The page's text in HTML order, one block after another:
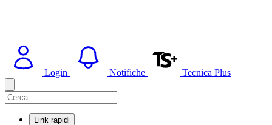
Login Notifiche Tecnica Plus
Link rapidi